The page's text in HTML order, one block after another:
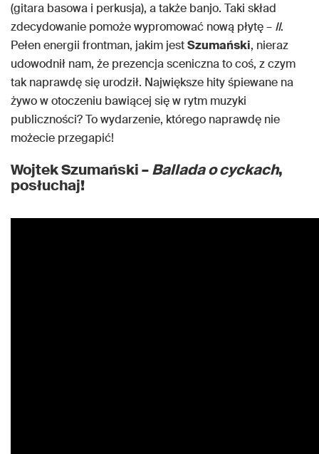
(gitara basowa i perkusja), a także banjo. Taki skład
zdecydowanie pomoże wypromować nową płytę – II.
Pełen energii frontman, jakim jestSzumański, nieraz
udowodnił nam, że prezencja sceniczna to coś, z czym
tak naprawdę się urodził. Największe hity śpiewane na
żywo w otoczeniu bawiącej się w rytm muzyki
publiczności? To wydarzenie, którego naprawdę nie
możecie przegapić!
Wojtek Szumański –Ballada o cyckach,
posłuchaj!